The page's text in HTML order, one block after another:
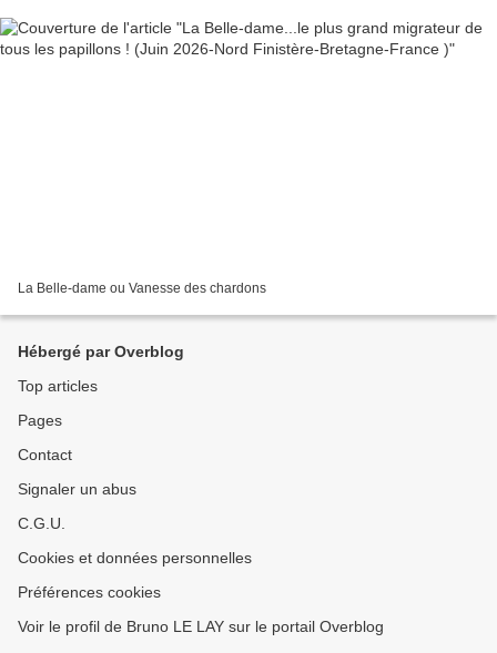
La Belle-dame ou Vanesse des chardons
Hébergé par Overblog
Top articles
Pages
Contact
Signaler un abus
C.G.U.
Cookies et données personnelles
Préférences cookies
Voir le profil de Bruno LE LAY sur le portail Overblog